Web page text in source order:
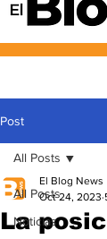
Post
All Posts
Noticias
All Posts
La
El Blog News
Oct 24, 2023